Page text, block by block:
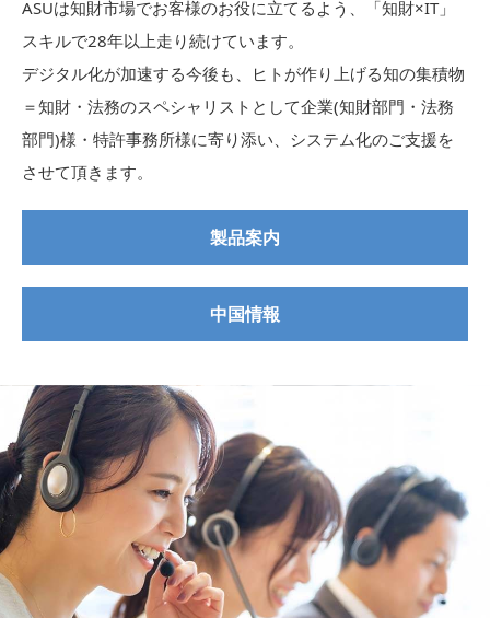
ASUは知財市場でお客様のお役に立てるよう、「知財×IT」
スキルで28年以上走り続けています。
デジタル化が加速する今後も、ヒトが作り上げる知の集積物
＝知財・法務のスペシャリストとして企業(知財部門・法務
部門)様・特許事務所様に寄り添い、システム化のご支援を
させて頂きます。
製品案内
中国情報